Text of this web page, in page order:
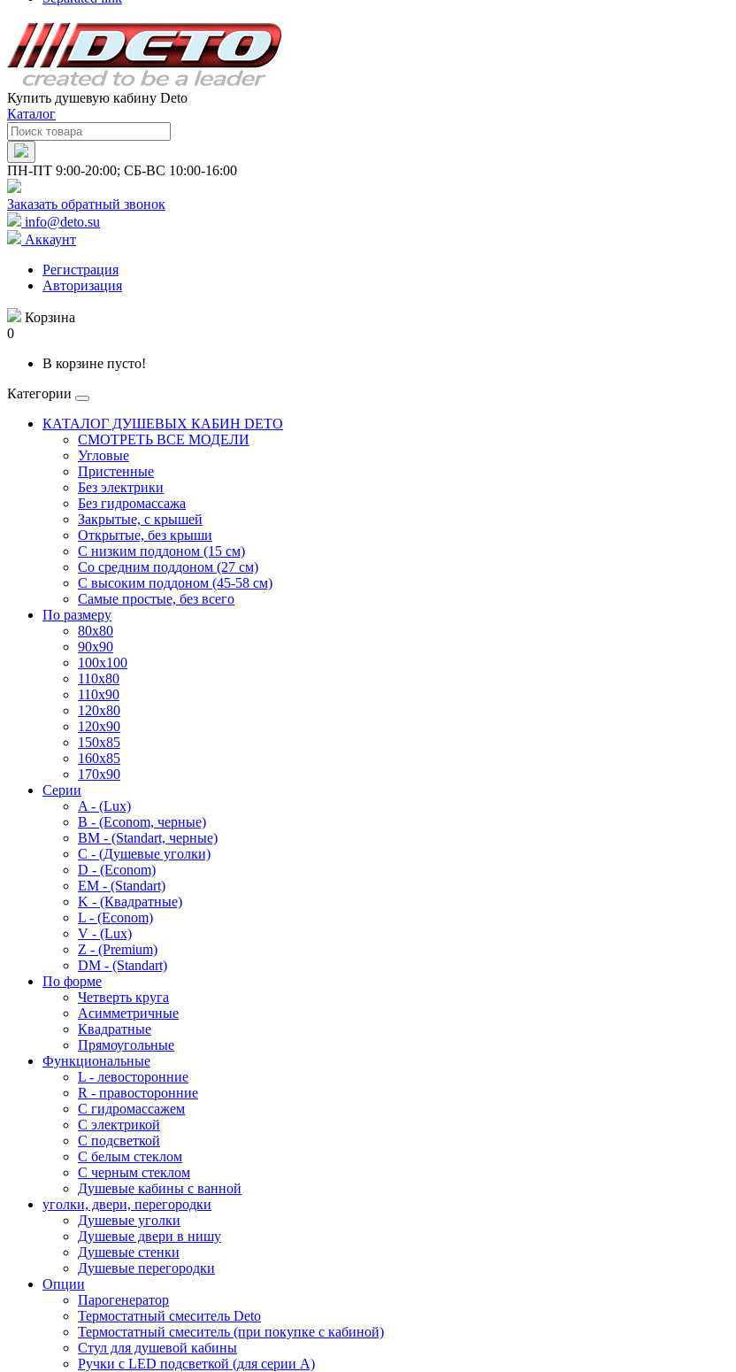
Купить душевую кабину Deto
Каталог
ПН-ПТ 9:00-20:00; СБ-ВС 10:00-16:00
Заказать обратный звонок
info@deto.su
Аккаунт
Регистрация
Авторизация
Корзина
0
В корзине пусто!
Категории
КАТАЛОГ ДУШЕВЫХ КАБИН DETO
СМОТРЕТЬ ВСЕ МОДЕЛИ
Угловые
Пристенные
Без электрики
Без гидромассажа
Закрытые, с крышей
Открытые, без крыши
С низким поддоном (15 см)
Со средним поддоном (27 см)
С высоким поддоном (45-58 см)
Самые простые, без всего
По размеру
80x80
90x90
100x100
110x80
110x90
120x80
120x90
150x85
160x85
170x90
Серии
A - (Lux)
B - (Econom, черные)
BM - (Standart, черные)
C - (Душевые уголки)
D - (Econom)
EM - (Standart)
K - (Квадратные)
L - (Econom)
V - (Lux)
Z - (Premium)
DM - (Standart)
По форме
Четверть круга
Асимметричные
Квадратные
Прямоугольные
Функциональные
L - левосторонние
R - правосторонние
С гидромассажем
С электрикой
С подсветкой
С белым стеклом
С черным стеклом
Душевые кабины с ванной
уголки, двери, перегородки
Душевые уголки
Душевые двери в нишу
Душевые стенки
Душевые перегородки
Опции
Парогенератор
Термостатный смеситель Deto
Термостатный смеситель (при покупке с кабиной)
Стул для душевой кабины
Ручки с LED подсветкой (для серии A)